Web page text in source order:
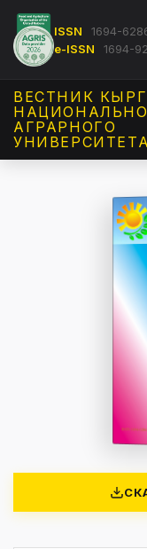
ISSN
1694-
e-ISSN
1694-
ВЕСТНИК
АГРАРНОГО
УНИВЕРСИТЕТА